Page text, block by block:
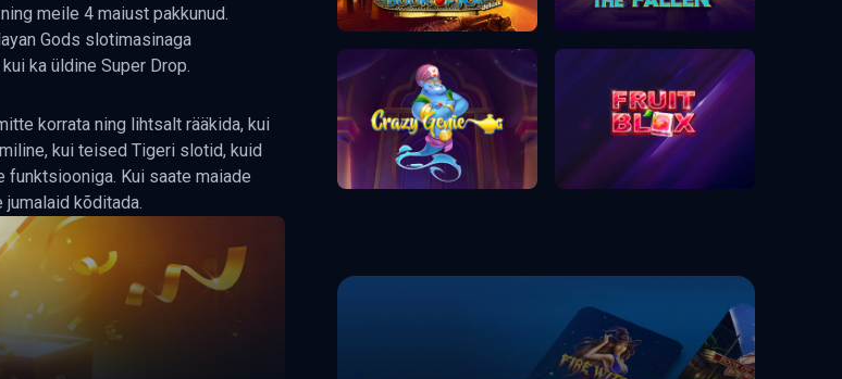
meile 4 maiust pakkunud.
Gods slotimasinaga
ka üldine Super Drop.
korrata ning lihtsalt rääkida, kui
kui teised Tigeri slotid, kuid
Kui saate maiade
kõditada.